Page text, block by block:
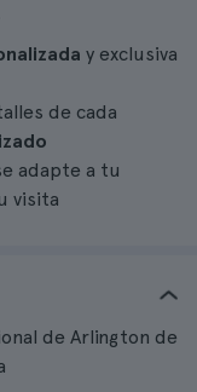
y exclusiva
de cada
adapte a tu
visita
de Arlington de